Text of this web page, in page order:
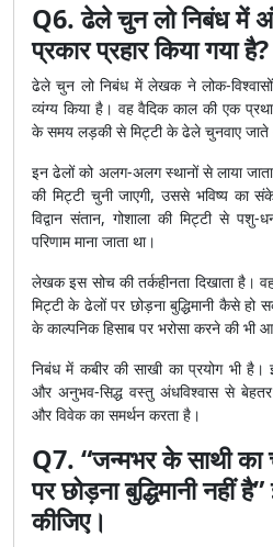
Q6. ढेले चुन लो निबंध में
प्रकार प्रहार किया गया है?
ढेले चुन लो निबंध में लेखक ने लोक-विश्वासों
व्यंग्य किया है। वह वैदिक काल की एक
के समय लड़की से मिट्टी के ढेले चुनवाए
इन ढेलों को अलग-अलग स्थानों से लाया
की मिट्टी चुनी जाएगी, उससे भविष्य का
विद्वान संतान, गोशाला की मिट्टी से
परिणाम माना जाता था।
लेखक इस सोच की तर्कहीनता दिखाता है।
मिट्टी के ढेलों पर छोड़ना बुद्धिमानी कैसे
के काल्पनिक हिसाब पर भरोसा करने की भी
निबंध में कबीर की साखी का प्रयोग भी
और अनुभव-सिद्ध वस्तु अंधविश्वास से बेहतर
और विवेक का समर्थन करता है।
Q7. “जन्मभर के साथी का
पर छोड़ना बुद्धिमानी नहीं
कीजिए।